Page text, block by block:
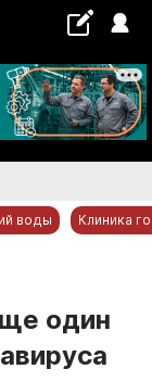
воды Клиника
один